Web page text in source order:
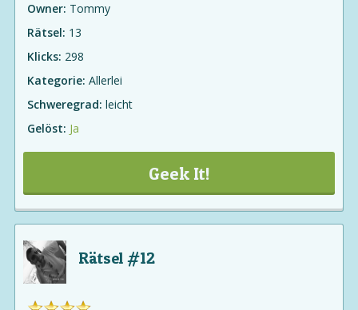
Owner: Tommy
Rätsel: 13
Klicks: 298
Kategorie: Allerlei
Schweregrad: leicht
Gelöst: Ja
Geek It!
Rätsel #12